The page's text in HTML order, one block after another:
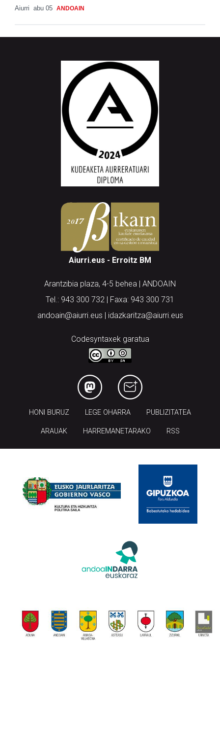
Aiurri abu 05 ANDOAIN
Aiurri.eus - Erroitz BM
Arantzibia plaza, 4-5 behea | ANDOAIN
Tel.: 943 300 732 | Faxa: 943 300 731
andoain@aiurri.eus | idazkaritza@aiurri.eus
Codesyntaxek garatua
HONI BURUZ LEGE OHARRA PUBLIZITATEA
ARAUAK HARREMANETARAKO RSS